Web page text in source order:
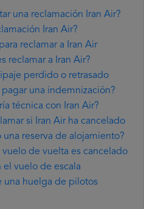
una reclamación Iran Air?
Iran Air?
reclamar a Iran Air
reclamar a Iran Air?
perdido o retrasado
una indemnización?
técnica con Iran Air?
si Iran Air ha cancelado
reserva de alojamiento?
vuelo de vuelta es cancelado
el vuelo de escala
una huelga de pilotos